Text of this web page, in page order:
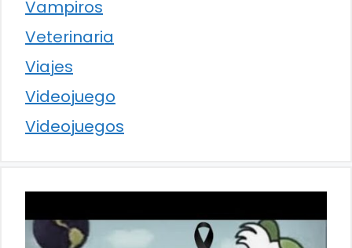
Vampiros
Veterinaria
Viajes
Videojuego
Videojuegos